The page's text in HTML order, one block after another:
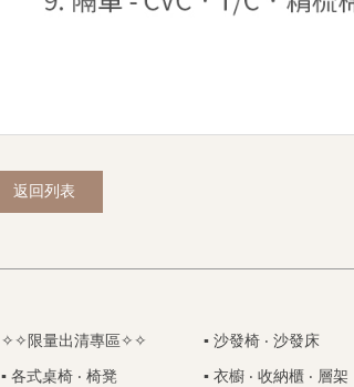
返回列表
✧✧限量出清專區✧✧ ▪ 沙發椅 ‧ 沙發床
▪ 各式桌椅 ‧ 椅凳 ▪ 衣櫥 ‧ 收納櫃 ‧ 層架